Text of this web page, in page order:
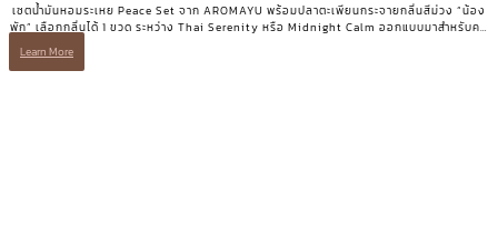
เซตน้ำมันหอมระเหย Peace Set จาก AROMAYU พร้อมปลาตะเพียนกระจายกลิ่นสีม่วง “น้อง
พัก” เลือกกลิ่นได้ 1 ขวด ระหว่าง Thai Serenity หรือ Midnight Calm ออกแบบมาสำหรับคน
Learn More